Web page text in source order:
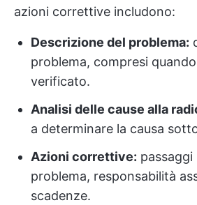
azioni correttive includono:
Descrizione del problema:
problema, compresi
verificato.
Analisi delle cause alla
a determinare la causa
Azioni correttive: passaggi
problema, responsabilità
scadenze.